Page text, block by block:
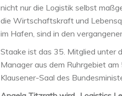
nicht nur die Logistik selbst
die Wirtschaftskraft und
im Hafen, sind in den
Staake ist das 35. Mitglied unter
Manager aus dem Ruhrgebiet
Klausener-Saal des